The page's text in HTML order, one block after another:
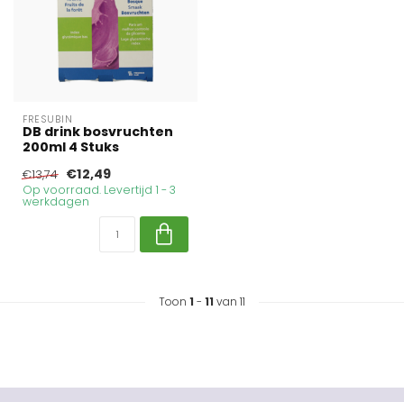
FRESUBIN
DB drink bosvruchten
200ml 4 Stuks
€13,74 €12,49
Op voorraad. Levertijd 1 - 3
werkdagen
Toon 1 - 11 van 11